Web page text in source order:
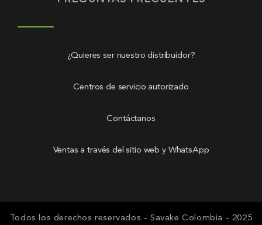
¿Quieres ser nuestro distribuidor?
Centros de servicio autorizado
Contáctanos
Ventas a través del sitio web y WhatsApp
Todos los derechos reservados - Savake Colombia - 2025